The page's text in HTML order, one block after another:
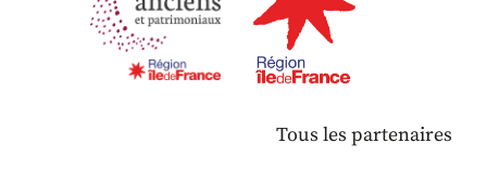
Tous les partenaires